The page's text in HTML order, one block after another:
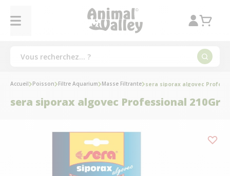
Accueil Poisson Filtre Aquarium Masse Filtrante sera siporax algovec
sera siporax algovec Professional 210Gr